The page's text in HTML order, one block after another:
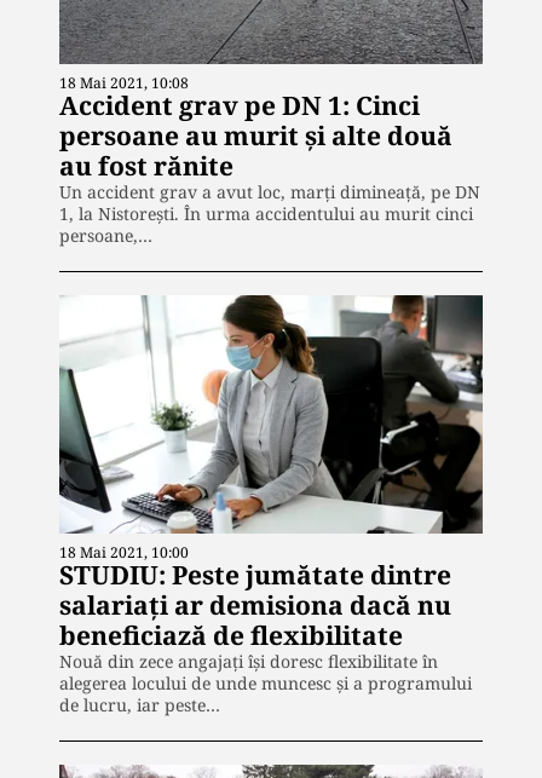
18 Mai 2021, 10:08
Accident grav pe DN 1: Cinci
persoane au murit și alte două
au fost rănite
Un accident grav a avut loc, marți dimineață, pe DN
1, la Nistoreşti. În urma accidentului au murit cinci
persoane,…
18 Mai 2021, 10:00
STUDIU: Peste jumătate dintre
salariaţi ar demisiona dacă nu
beneficiază de flexibilitate
Nouă din zece angajaţi îşi doresc flexibilitate în
alegerea locului de unde muncesc şi a programului
de lucru, iar peste…